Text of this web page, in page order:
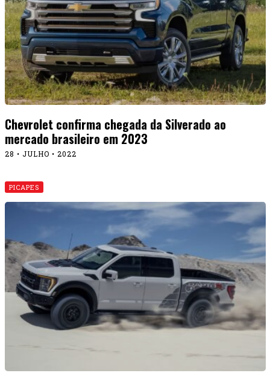
Chevrolet confirma chegada da Silverado ao
mercado brasileiro em 2023
28 • JULHO • 2022
PICAPES